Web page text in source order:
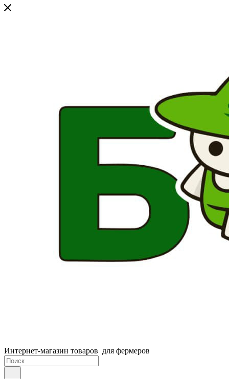
Интернет-магазин товаров для фермеров